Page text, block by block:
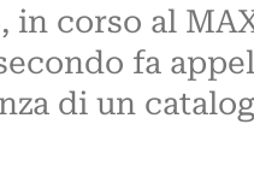
in corso al
fa
di un